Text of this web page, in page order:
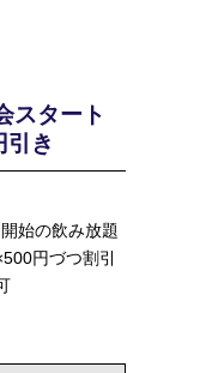
スタート
引き
始の飲み放題
円づつ割引